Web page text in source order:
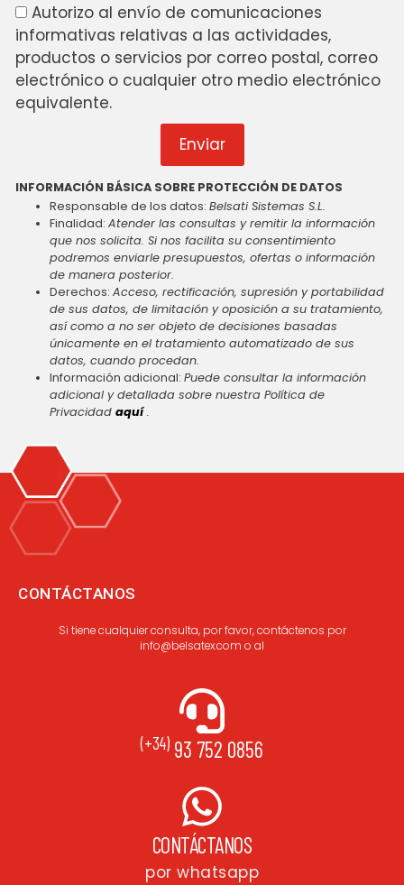
Autorizo al envío de comunicaciones
informativas relativas a las actividades,
productos o servicios por correo postal, correo
electrónico o cualquier otro medio electrónico
equivalente.
Enviar
INFORMACIÓN BÁSICA SOBRE PROTECCIÓN DE DATOS
Responsable de los datos:Belsati Sistemas S.L.
Finalidad:Atender las consultas y remitir la información
que nos solicita. Si nos facilita su consentimiento
podremos enviarle presupuestos, ofertas o información
de manera posterior.
Derechos:Acceso, rectificación, supresión y portabilidad
de sus datos, de limitación y oposición a su tratamiento,
así como a no ser objeto de decisiones basadas
únicamente en el tratamiento automatizado de sus
datos, cuando procedan.
Información adicional:Puede consultar la información
adicional y detallada sobre nuestra Política de
Privacidadaquí .
CONTÁCTANOS
Si tiene cualquier consulta, por favor, contáctenos por
info@belsatex.com o al
(+34) 93 752 0856
CONTÁCTANOS
por whatsapp